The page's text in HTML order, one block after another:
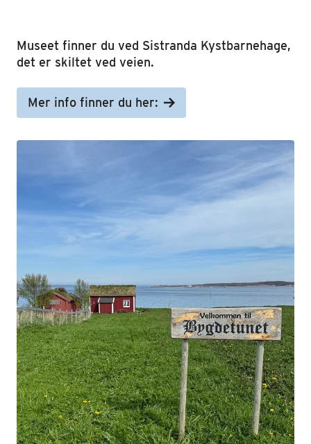
Museet finner du ved Sistranda Kystbarnehage,
det er skiltet ved veien.
Mer info finner du her: